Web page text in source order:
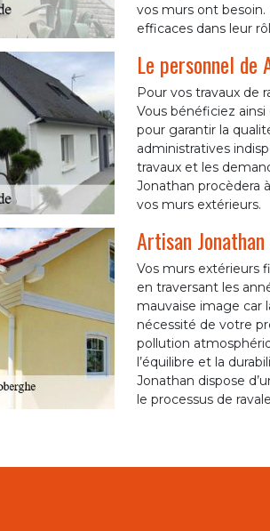
vos murs ont
efficaces dans leur
Le personnel de
Pour vos travaux de
Vous bénéficiez
pour garantir la
administratives
travaux et les
Jonathan procèdera
vos murs extérieurs.
Artisan
Vos murs extérieurs
en traversant les
mauvaise image car
nécessité de votre
pollution
l’équilibre et la
Jonathan dispose
le processus de